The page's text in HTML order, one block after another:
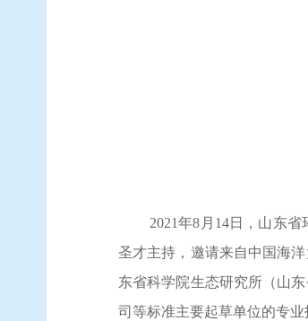
2021年8 月 14日，山东省
圣才主持，邀请来自中国海
东省科学院生态研究所（山
司等标准主要起草单位的专业